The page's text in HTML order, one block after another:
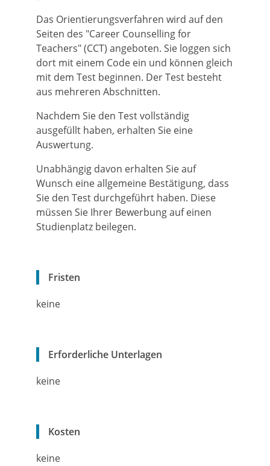
Das Orientierungsverfahren wird auf den
Seiten des "Career Counselling for
Teachers" (CCT) angeboten. Sie loggen sich
dort mit einem Code ein und können gleich
mit dem Test beginnen. Der Test besteht
aus mehreren Abschnitten.
Nachdem Sie den Test vollständig
ausgefüllt haben, erhalten Sie eine
Auswertung.
Unabhängig davon erhalten Sie auf
Wunsch eine allgemeine Bestätigung, dass
Sie den Test durchgeführt haben. Diese
müssen Sie Ihrer Bewerbung auf einen
Studienplatz beilegen.
Fristen
keine
Erforderliche Unterlagen
keine
Kosten
keine